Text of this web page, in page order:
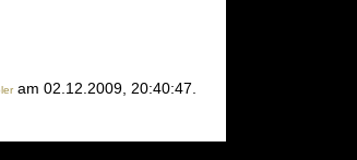
am 02.12.2009, 20:40:47.